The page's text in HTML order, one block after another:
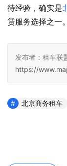
待经验，确实是
赁服务选择之一。
发布者：租车联
https://
北京商务租车